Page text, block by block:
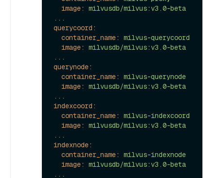
image:
milvusdb/milvus:v3.0-beta
...
querycoord:
container_name:
milvus-querycoord
image:
milvusdb/milvus:v3.0-beta
...
querynode:
container_name:
milvus-querynode
image:
milvusdb/milvus:v3.0-beta
...
indexcoord:
container_name:
milvus-indexcoord
image:
milvusdb/milvus:v3.0-beta
...
indexnode:
container_name:
milvus-indexnode
image:
milvusdb/milvus:v3.0-beta
...